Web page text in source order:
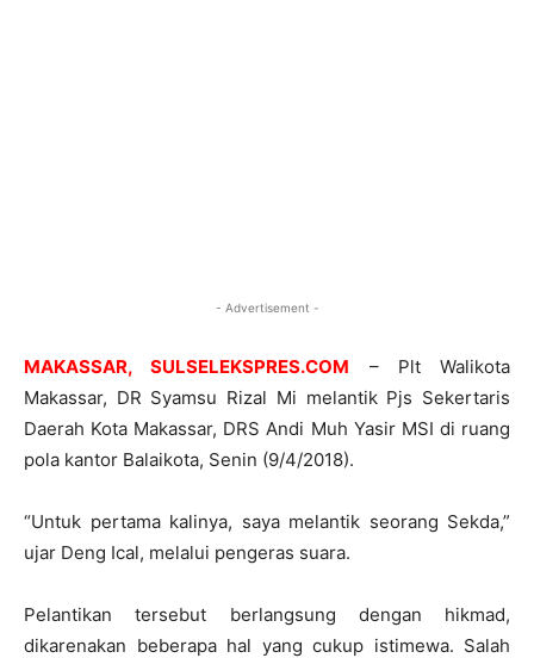
- Advertisement -
MAKASSAR, SULSELEKSPRES.COM – Plt Walikota
Makassar, DR Syamsu Rizal Mi melantik Pjs Sekertaris
Daerah Kota Makassar, DRS Andi Muh Yasir MSI di ruang
pola kantor Balaikota, Senin (9/4/2018).
“Untuk pertama kalinya, saya melantik seorang Sekda,”
ujar Deng Ical, melalui pengeras suara.
Pelantikan tersebut berlangsung dengan hikmad,
dikarenakan beberapa hal yang cukup istimewa. Salah